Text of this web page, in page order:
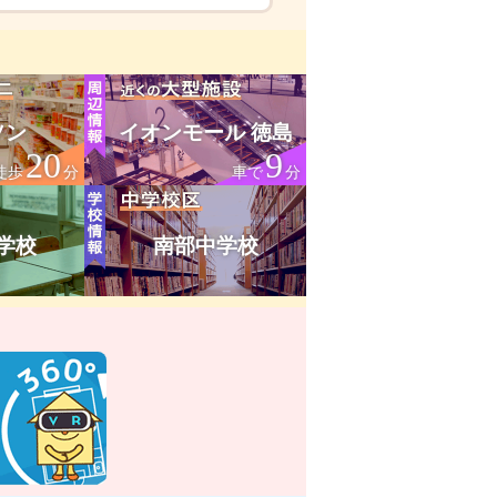
ン
歩20分
イオンモール 徳島
車で9分
校 南部中学校